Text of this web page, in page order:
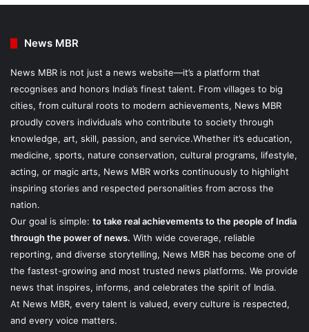
News MBR
News MBR is not just a news website—it’s a platform that
recognises and honors India’s finest talent. From villages to big
cities, from cultural roots to modern achievements, News MBR
proudly covers individuals who contribute to society through
knowledge, art, skill, passion, and service.Whether it’s education,
medicine, sports, nature conservation, cultural programs, lifestyle,
acting, or magic arts, News MBR works continuously to highlight
inspiring stories and respected personalities from across the
nation.
Our goal is simple: to take real achievements to the people of India
through the power of news. With wide coverage, reliable
reporting, and diverse storytelling, News MBR has become one of
the fastest-growing and most trusted news platforms. We provide
news that inspires, informs, and celebrates the spirit of India.
At News MBR, every talent is valued, every culture is respected,
and every voice matters.